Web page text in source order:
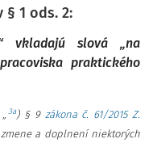
§ 1 ods. 2:
vkladajú slová „na
praktického
„ 3a) § 9zákona č. 61/2015 Z.
a doplnení niektorých